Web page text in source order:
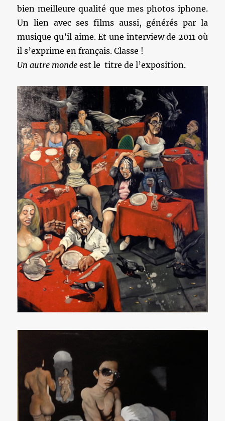
bien meilleure qualité que mes photos iphone.
Un lien avec ses films aussi, générés par la
musique qu’il aime. Et une interview de 2011 où
il s’exprime en français. Classe !
Un autre mondeest le titre de l’exposition.